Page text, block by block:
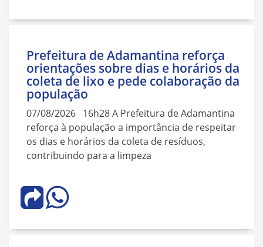
Prefeitura de Adamantina reforça
orientações sobre dias e horários da
coleta de lixo e pede colaboração da
população
07/08/2026 16h28 A Prefeitura de Adamantina
reforça à população a importância de respeitar
os dias e horários da coleta de resíduos,
contribuindo para a limpeza